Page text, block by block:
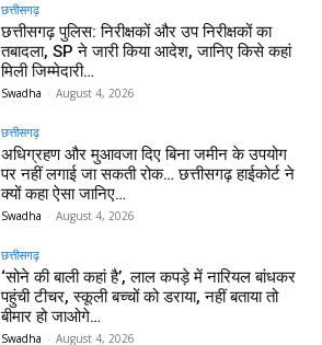
छत्तीसगढ़
छत्तीसगढ़ पुलिस: निरीक्षकों और उप निरीक्षकों का
तबादला, SP ने जारी किया आदेश, जानिए किसे कहां
मिली जिम्मेदारी…
Swadha - August 4, 2026
छत्तीसगढ़
अधिग्रहण और मुआवजा दिए बिना जमीन के उपयोग
पर नहीं लगाई जा सकती रोक… छत्तीसगढ़ हाईकोर्ट ने
क्यों कहा ऐसा जानिए…
Swadha - August 4, 2026
छत्तीसगढ़
‘सोने की बाली कहां है’, लाल कपड़े में नारियल बांधकर
पहुंची टीचर, स्कूली बच्चों को डराया, नहीं बताया तो
बीमार हो जाओगे…
Swadha - August 4, 2026